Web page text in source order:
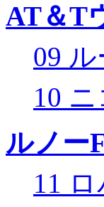
AT＆T
09
10
ルノー
11